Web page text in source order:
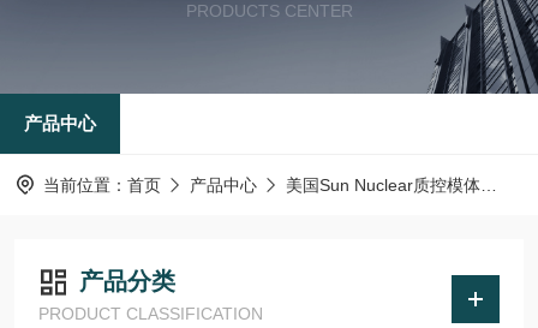
PRODUCTS CENTER
产品中心
当前位置： 首页 产品中心 美国Sun Nuclear质控模体
产品分类
PRODUCT CLASSIFICATION